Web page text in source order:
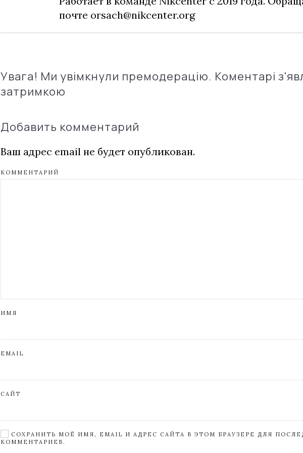
почте orsach@nikcenter.org
Увага! Ми увімкнули премодерацію. Коментарі
затримкою
Добавить комментарий
Ваш адрес email не будет опубликован.
КОММЕНТАРИЙ
ИМЯ
EMAIL
САЙТ
СОХРАНИТЬ МОЁ ИМЯ, EMAIL И АДРЕС САЙТА В ЭТОМ БРАУЗЕРЕ ДЛЯ
КОММЕНТАРИЕВ.